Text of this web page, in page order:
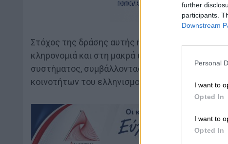
further
participants.
Downstream
Personal
I want to
Opted In
I want to
Opted In
Στόχος της δράσης αυτής ήταν η κατάρτιση των
κληρονομιά και στη μακρά ιστορία της Κύπρου,
συστήματος, συμβάλλοντας παράλληλα στην
κοινοτήτων του ελληνισμού.